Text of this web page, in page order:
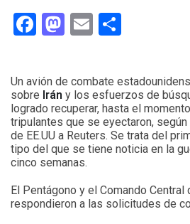
Facebook
Mastodon
Email
Un avión de combate
sobre Irán y los esfuerzos de
logrado recuperar, hasta el
tripulantes que se eyectaron,
de EE.UU a Reuters. Se trata del
tipo del que se tiene noticia en la
cinco semanas.
El Pentágono y el Comando Central
respondieron a las solicitudes de